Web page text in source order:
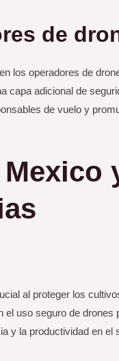
de
los operadores de
capa adicional de
de vuelo y
al proteger los
uso seguro de
y la productividad en el